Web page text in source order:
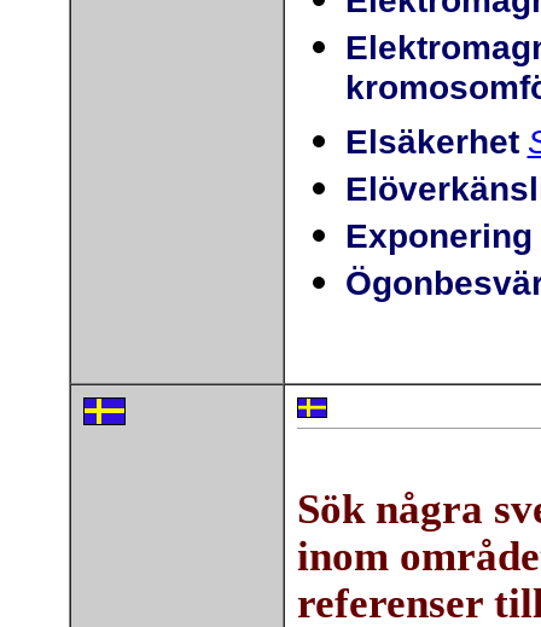
Elsäkerhet
Sök några
inom
referenser